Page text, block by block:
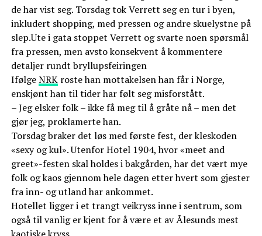
de har vist seg. Torsdag tok Verrett seg en tur i byen,
inkludert shopping, med pressen og andre skuelystne på
slep.Ute i gata stoppet Verrett og svarte noen spørsmål
fra pressen, men avsto konsekvent å kommentere
detaljer rundt bryllupsfeiringen
IfølgeNRKroste han mottakelsen han får i Norge,
enskjønt han til tider har følt seg misforstått.
– Jeg elsker folk – ikke få meg til å gråte nå – men det
gjør jeg, proklamerte han.
Torsdag braker det løs med første fest, der kleskoden
«sexy og kul». Utenfor Hotel 1904, hvor «meet and
greet»-festen skal holdes i bakgården, har det vært mye
folk og kaos gjennom hele dagen etter hvert som gjester
fra inn- og utland har ankommet.
Hotellet ligger i et trangt veikryss inne i sentrum, som
også til vanlig er kjent for å være et av Ålesunds mest